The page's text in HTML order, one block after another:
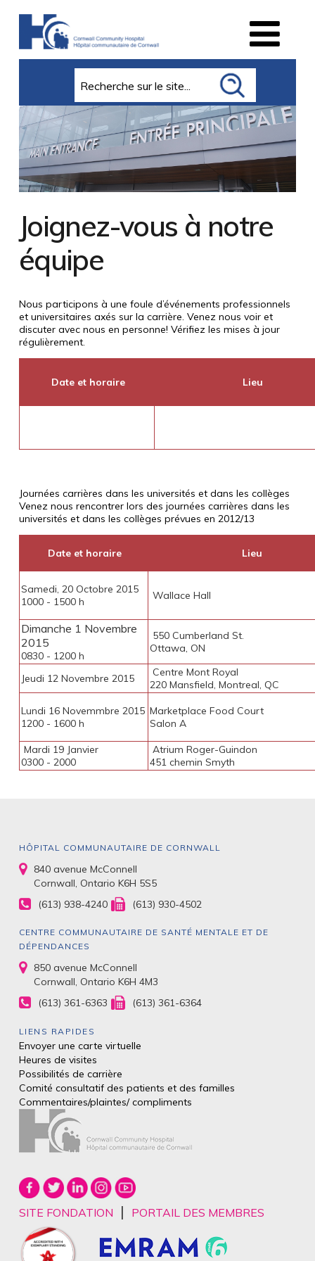
Joignez-vous à notre
équipe
Nous participons à une foule d’événements professionnels
et universitaires axés sur la carrière. Venez nous voir et
discuter avec nous en personne! Vérifiez les mises à jour
régulièrement.
Date et horaire Lieu
Journées carrières dans les universités et dans les collèges
Venez nous rencontrer lors des journées carrières dans les
universités et dans les collèges prévues en 2012/13
Date et horaire Lieu
Samedi, 20 Octobre 2015
1000 - 1500 h
Wallace Hall
Dimanche 1 Novembre
2015
0830 - 1200 h
550 Cumberland St.
Ottawa, ON
Jeudi 12 Novembre 2015
Centre Mont Royal
220 Mansfield, Montreal, QC
Lundi 16 Novemmbre 2015
1200 - 1600 h
Marketplace Food Court
Salon A
Mardi 19 Janvier
0300 - 2000
Atrium Roger-Guindon
451 chemin Smyth
HÔPITAL COMMUNAUTAIRE DE CORNWALL
840 avenue McConnell
Cornwall, Ontario K6H 5S5
(613) 938-4240
(613) 930-4502
CENTRE COMMUNAUTAIRE DE SANTÉ MENTALE ET DE
DÉPENDANCES
850 avenue McConnell
Cornwall, Ontario K6H 4M3
(613) 361-6363
(613) 361-6364
LIENS RAPIDES
Envoyer une carte virtuelle
Heures de visites
Possibilités de carrière
Comité consultatif des patients et des familles
Commentaires/plaintes/compliments
SITE FONDATION | PORTAIL DES MEMBRES